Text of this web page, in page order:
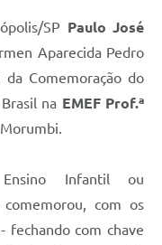
SP Paulo José
Aparecida Pedro
Comemoração do
na EMEF Prof.ª
Infantil ou
comemorou, com os
fechando com chave